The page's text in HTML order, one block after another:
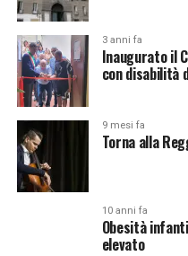
3 anni fa
Inaugurato il
con disabilità
9 mesi fa
Torna alla
10 anni fa
Obesità
elevato